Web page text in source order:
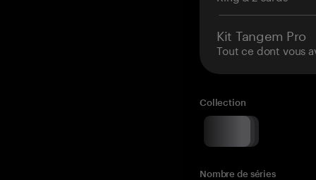
Kit Tangem Pro
Tout ce dont vous
Collection
Nombre de séries